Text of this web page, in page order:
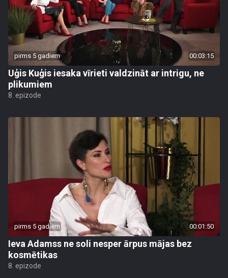
pirms 5 gadiem 00:03:15
Uģis Kuģis iesaka vīrieti valdzināt ar intrigu, ne
plikumiem
8. epizode
pirms 5 gadiem 00:01:50
Ieva Adamss ne soli nesper ārpus mājas bez
kosmētikas
8. epizode